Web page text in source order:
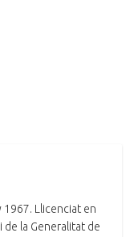
1967. Llicenciat en
de la Generalitat de